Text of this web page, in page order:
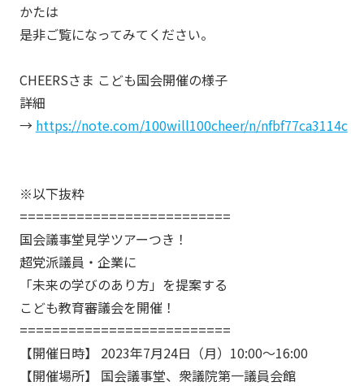
かたは
是非ご覧になってみてください。
CHEERSさま こども国会開催の様子
詳細
→ https://note.com/100will100cheer/n/nfbf77ca3114c
※以下抜粋
==========================
国会議事堂見学ツアーつき！
超党派議員・企業に
「未来の学びのあり方」を提案する
こども教育審議会を開催！
==========================
【開催日時】 2023年7月24日（月）10:00～16:00
【開催場所】 国会議事堂、衆議院第一議員会館